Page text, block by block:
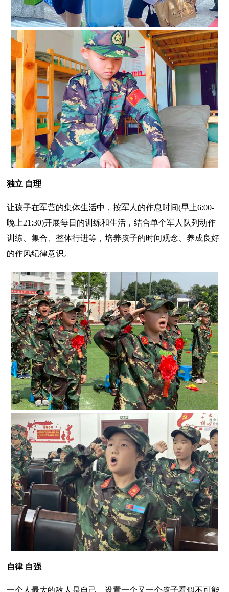
独立 自理
让孩子在军营的集体生活中，按军人的作息时间(早上6:00-
晚上21:30)开展每日的训练和生活，结合单个军人队列动作
训练、集合、整体行进等，培养孩子的时间观念、养成良好
的作风纪律意识。
自律 自强
一个人最大的敌人是自己，设置一个又一个孩子看似不可能